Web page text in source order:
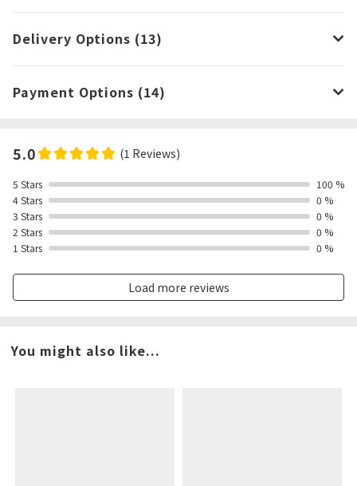
Delivery Options (13)
Payment Options (14)
5.0 (1 Reviews)
5 Stars
100 %
4 Stars
0 %
3 Stars
0 %
2 Stars
0 %
1 Stars
0 %
Load more reviews
You might also like...